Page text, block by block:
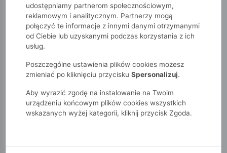
51015kids Chłopcy 2-7 lat Skarpety 3-pak dla chłopca
udostępniamy partnerom społecznościowym,
reklamowym i analitycznym. Partnerzy mogą
połączyć te informacje z innymi danymi otrzymanymi
od Ciebie lub uzyskanymi podczas korzystania z ich
usług.
Poszczególne ustawienia plików cookies możesz
zmieniać po kliknięciu przycisku Spersonalizuj.
Aby wyrazić zgodę na instalowanie na Twoim
urządzeniu końcowym plików cookies wszystkich
wskazanych wyżej kategorii, kliknij przycisk Zgoda.